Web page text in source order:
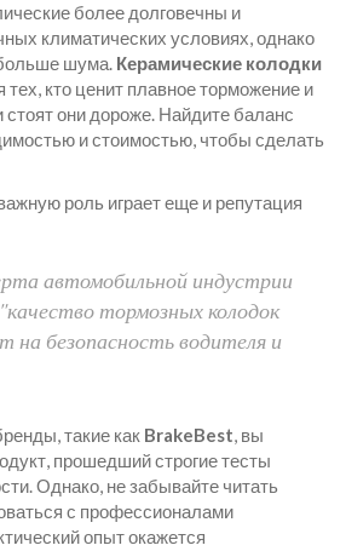
более долговечны и
климатических условиях, однако
шума. Керамические колодки
кто ценит плавное торможение и
стоят они дороже. Найдите баланс
и стоимостью, чтобы сделать
роль играет еще и репутация
автомобильной индустрии
тормозных колодок
на безопасность водителя и
такие как BrakeBest, вы
прошедший строгие тесты
Однако, не забывайте читать
с профессионалами
опыт окажется